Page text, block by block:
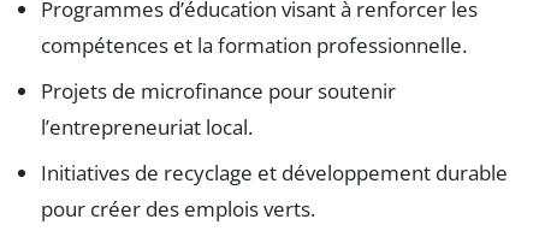
Programmes d’éducation visant à renforcer les
compétences et la formation professionnelle.
Projets de microfinance pour soutenir
l’entrepreneuriat local.
Initiatives de recyclage et développement durable
pour créer des emplois verts.